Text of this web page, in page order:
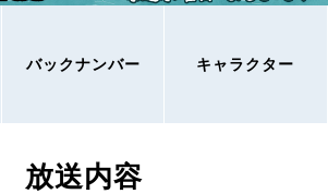
バックナンバー キャラクター
放送内容